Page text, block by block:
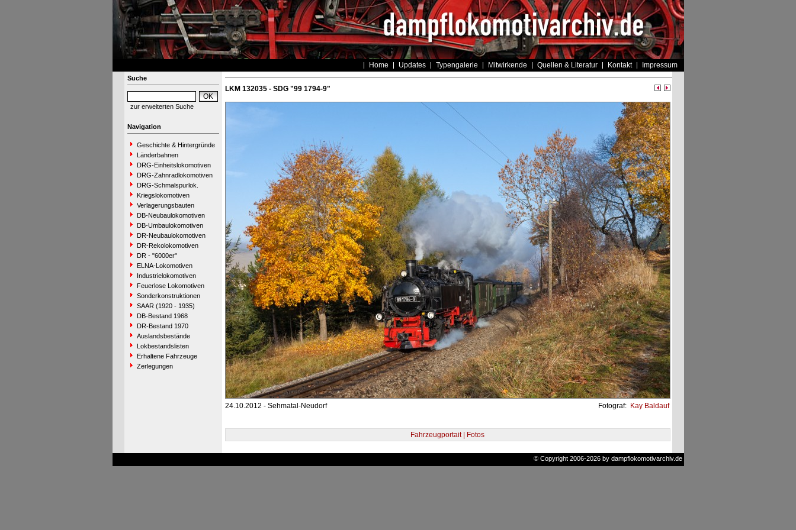
Home Updates Typengalerie Mitwirkende Quellen & Literatur Kontakt Impressum
Suche
zur erweiterten Suche
Navigation
Geschichte & Hintergründe
Länderbahnen
DRG-Einheitslokomotiven
DRG-Zahnradlokomotiven
DRG-Schmalspurlok.
Kriegslokomotiven
Verlagerungsbauten
DB-Neubaulokomotiven
DB-Umbaulokomotiven
DR-Neubaulokomotiven
DR-Rekolokomotiven
DR - "6000er"
ELNA-Lokomotiven
Industrielokomotiven
Feuerlose Lokomotiven
Sonderkonstruktionen
SAAR (1920 - 1935)
DB-Bestand 1968
DR-Bestand 1970
Auslandsbestände
Lokbestandslisten
Erhaltene Fahrzeuge
Zerlegungen
LKM 132035 - SDG "99 1794-9"
24.10.2012 - Sehmatal-Neudorf Fotograf: Kay Baldauf
Fahrzeugportait | Fotos
© Copyright 2006-2026 by dampflokomotivarchiv.de